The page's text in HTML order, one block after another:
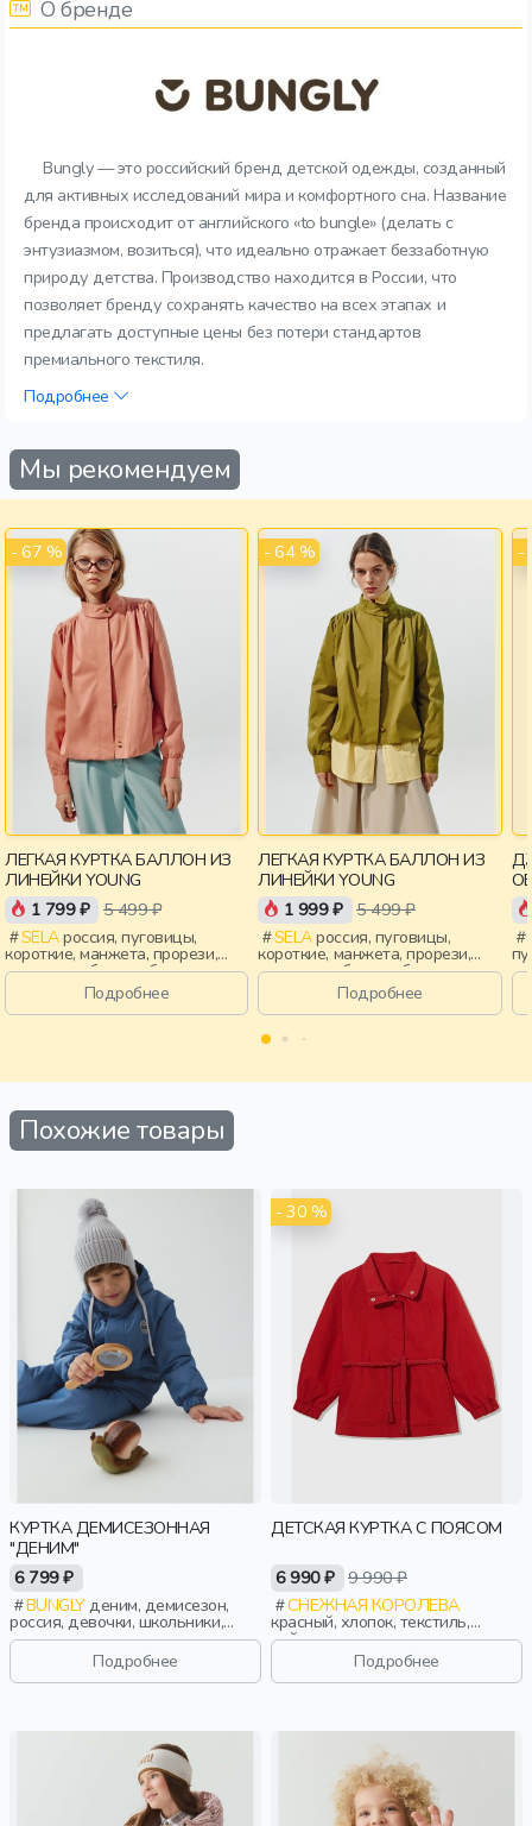
О бренде
Bungly — это российский бренд детской одежды, созданный
для активных исследований мира и комфортного сна. Название
бренда происходит от английского «to bungle» (делать с
энтузиазмом, возиться), что идеально отражает беззаботную
природу детства. Производство находится в России, что
позволяет бренду сохранять качество на всех этапах и
предлагать доступные цены без потери стандартов
премиального текстиля.
Подробнее
Мы рекомендуем
- 67 %
ЛЕГКАЯ КУРТКА БАЛЛОН ИЗ
ЛИНЕЙКИ YOUNG
1 799 ₽ 5 499 ₽
SELAроссия, пуговицы,
короткие, манжета, прорези,
воротник, сборки, объемные,
воротник-стойка, девочки,
старшеклассники, дети
Подробнее
- 64 %
ЛЕГКАЯ КУРТКА БАЛЛОН ИЗ
ЛИНЕЙКИ YOUNG
1 999 ₽ 5 499 ₽
SELAроссия, пуговицы,
короткие, манжета, прорези,
воротник, сборки, объемные,
воротник-стойка, девочки,
старшеклассники, дети
Подробнее
-
Похожие товары
КУРТКА ДЕМИСЕЗОННАЯ
"ДЕНИМ"
6 799 ₽
BUNGLYденим, демисезон,
россия, девочки, школьники,
подростки, дети
Подробнее
- 30 %
ДЕТСКАЯ КУРТКА С ПОЯСОМ
6 990 ₽ 9 990 ₽
СНЕЖНАЯ КОРОЛЕВА
красный, хлопок, текстиль,
нейлон, лето, весна, россия,
прямые, застежка, карман,
кулиска, воротник, пояс,
воротник-стойка, плетенка,
Подробнее